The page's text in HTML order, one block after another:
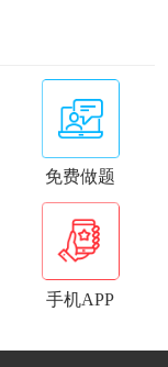
免费做题
手机APP